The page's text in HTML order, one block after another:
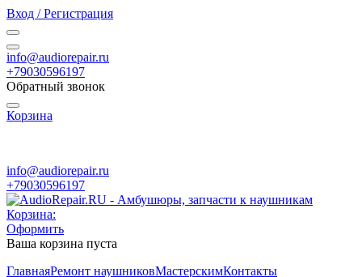
Вход / Регистрация
info@audiorepair.ru
+79030596197
Обратный звонок
Корзина
info@audiorepair.ru
+79030596197
Корзина:
Оформить
Ваша корзина пуста
ГлавнаяРемонт наушниковМастерскимКонтакты